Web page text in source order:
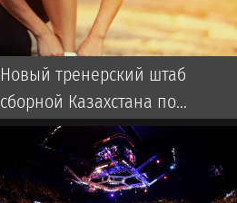
Новый тренерский штаб
сборной Казахстана по
футболу: кто будет помогать
голландцу ван’т Схипу